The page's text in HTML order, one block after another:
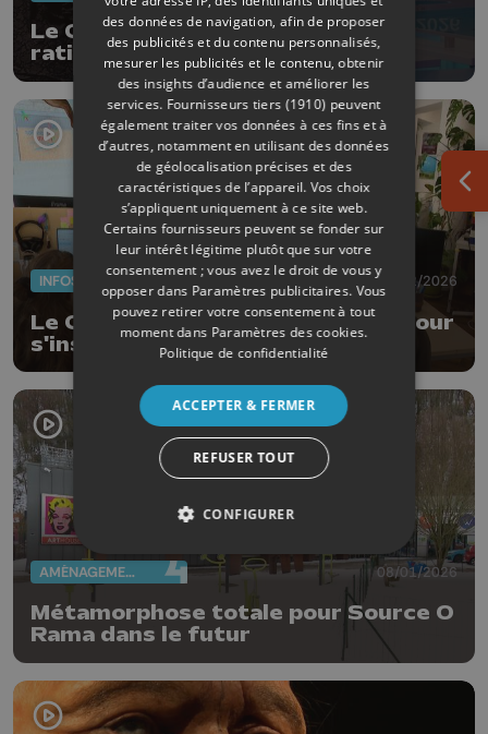
Le Contrat de rivière Meuse Aval
ratifie son plan 2026-2028
INFOS 06/02/2026
Le Contrat de Rivière Amblève-Rour
s'installe à Aywaille
AMÉNAGEMENT DU TERRITOIRE 08/01/2026
Métamorphose totale pour Source O
Rama dans le futur
des données de navigation, afin de proposer
des publicités et du contenu personnalisés,
mesurer les publicités et le contenu, obtenir
des insights d’audience et améliorer les
services. Fournisseurs tiers (1910) peuvent
également traiter vos données à ces fins et à
d’autres, notamment en utilisant des données
de géolocalisation précises et des
caractéristiques de l’appareil. Vos choix
s’appliquent uniquement à ce site web.
Certains fournisseurs peuvent se fonder sur
leur intérêt légitime plutôt que sur votre
consentement ; vous avez le droit de vous y
opposer dans Paramètres publicitaires. Vous
pouvez retirer votre consentement à tout
moment dans Paramètres des cookies.
Politique de confidentialité
ACCEPTER & FERMER
REFUSER TOUT
CONFIGURER